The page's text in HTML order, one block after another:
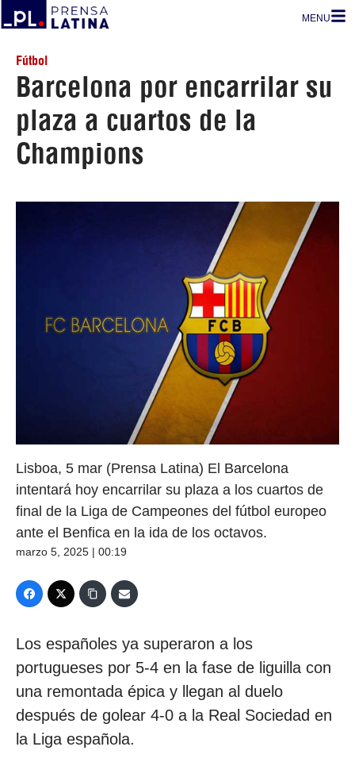
MENU
Fútbol
Barcelona por encarrilar su
plaza a cuartos de la
Champions
Lisboa, 5 mar (Prensa Latina) El Barcelona
intentará hoy encarrilar su plaza a los cuartos de
final de la Liga de Campeones del fútbol europeo
ante el Benfica en la ida de los octavos.
marzo 5, 2025 | 00:19
Los españoles ya superaron a los
portugueses por 5-4 en la fase de liguilla con
una remontada épica y llegan al duelo
después de golear 4-0 a la Real Sociedad en
la Liga española.